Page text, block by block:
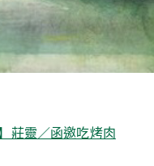
莊靈／函邀吃烤肉